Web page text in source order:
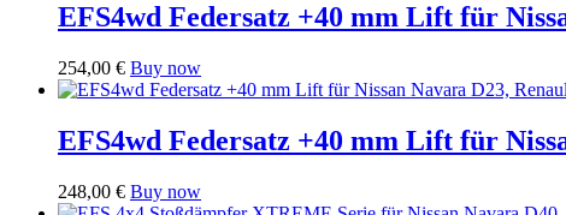
EFS4wd Federsatz +40 mm Lift für
254,00 € Buy now
EFS4wd Federsatz +40 mm Lift für
248,00 € Buy now